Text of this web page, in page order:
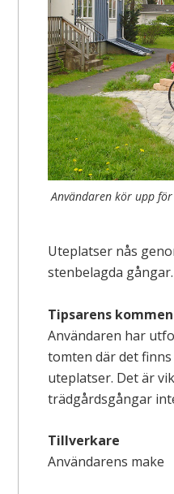
Användaren kör upp
Uteplatser nås
stenbelagda gångar.
Tipsarens
Användaren har
tomten där det
uteplatser. Det är
trädgårdsgångar
Tillverkare
Användarens make